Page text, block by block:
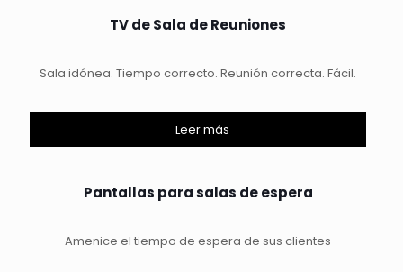
TV de Sala de Reuniones
Sala idónea. Tiempo correcto. Reunión correcta. Fácil.
Leer más
Pantallas para salas de espera
Amenice el tiempo de espera de sus clientes